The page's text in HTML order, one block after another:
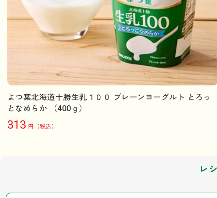
よつ葉北海道十勝生乳１００ プレーンヨーグルト とろっ
となめらか （400ｇ）
313 円（税込）
レ